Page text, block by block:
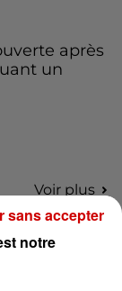
après
un
Voir plus
le
2026
notre
sans accepter